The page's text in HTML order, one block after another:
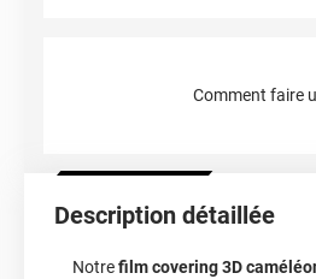
Comment faire
Description détaillée
Notrefilm covering 3D